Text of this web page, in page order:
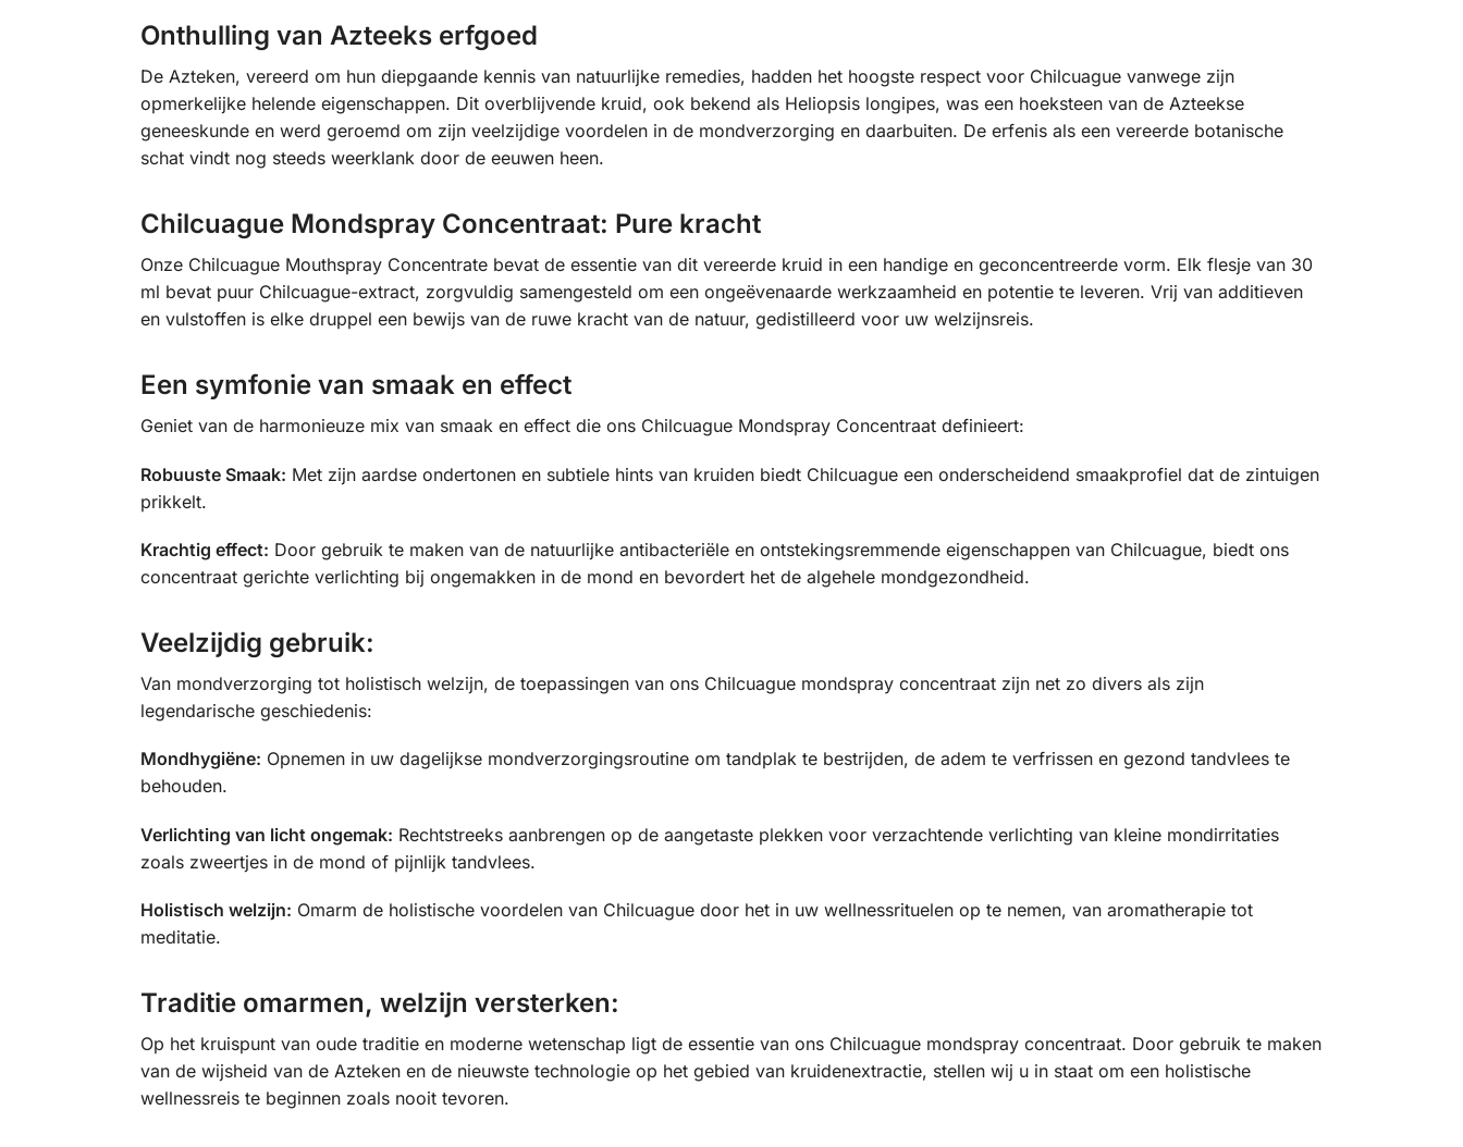
Onthulling van Azteeks erfgoed
De Azteken, vereerd om hun diepgaande kennis van natuurlijke remedies, hadden het hoogste respect voor Chilcuague vanwege zijn
opmerkelijke helende eigenschappen. Dit overblijvende kruid, ook bekend als Heliopsis longipes, was een hoeksteen van de Azteekse
geneeskunde en werd geroemd om zijn veelzijdige voordelen in de mondverzorging en daarbuiten. De erfenis als een vereerde botanische
schat vindt nog steeds weerklank door de eeuwen heen.
Chilcuague Mondspray Concentraat: Pure kracht
Onze Chilcuague Mouthspray Concentrate bevat de essentie van dit vereerde kruid in een handige en geconcentreerde vorm. Elk flesje van 30
ml bevat puur Chilcuague-extract, zorgvuldig samengesteld om een ongeëvenaarde werkzaamheid en potentie te leveren. Vrij van additieven
en vulstoffen is elke druppel een bewijs van de ruwe kracht van de natuur, gedistilleerd voor uw welzijnsreis.
Een symfonie van smaak en effect
Geniet van de harmonieuze mix van smaak en effect die ons Chilcuague Mondspray Concentraat definieert:
Robuuste Smaak: Met zijn aardse ondertonen en subtiele hints van kruiden biedt Chilcuague een onderscheidend smaakprofiel dat de zintuigen
prikkelt.
Krachtig effect: Door gebruik te maken van de natuurlijke antibacteriële en ontstekingsremmende eigenschappen van Chilcuague, biedt ons
concentraat gerichte verlichting bij ongemakken in de mond en bevordert het de algehele mondgezondheid.
Veelzijdig gebruik:
Van mondverzorging tot holistisch welzijn, de toepassingen van ons Chilcuague mondspray concentraat zijn net zo divers als zijn
legendarische geschiedenis:
Mondhygiëne: Opnemen in uw dagelijkse mondverzorgingsroutine om tandplak te bestrijden, de adem te verfrissen en gezond tandvlees te
behouden.
Verlichting van licht ongemak: Rechtstreeks aanbrengen op de aangetaste plekken voor verzachtende verlichting van kleine mondirritaties
zoals zweertjes in de mond of pijnlijk tandvlees.
Holistisch welzijn: Omarm de holistische voordelen van Chilcuague door het in uw wellnessrituelen op te nemen, van aromatherapie tot
meditatie.
Traditie omarmen, welzijn versterken:
Op het kruispunt van oude traditie en moderne wetenschap ligt de essentie van ons Chilcuague mondspray concentraat. Door gebruik te maken
van de wijsheid van de Azteken en de nieuwste technologie op het gebied van kruidenextractie, stellen wij u in staat om een holistische
wellnessreis te beginnen zoals nooit tevoren.